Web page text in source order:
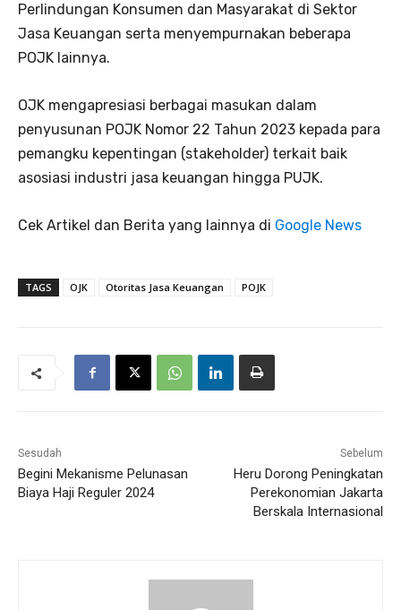
Perlindungan Konsumen dan Masyarakat di Sektor
Jasa Keuangan serta menyempurnakan beberapa
POJK lainnya.
OJK mengapresiasi berbagai masukan dalam
penyusunan POJK Nomor 22 Tahun 2023 kepada para
pemangku kepentingan (stakeholder) terkait baik
asosiasi industri jasa keuangan hingga PUJK.
Cek Artikel dan Berita yang lainnya di Google News
TAGS OJK Otoritas Jasa Keuangan POJK
Sesudah
Begini Mekanisme Pelunasan
Biaya Haji Reguler 2024
Sebelum
Heru Dorong Peningkatan
Perekonomian Jakarta
Berskala Internasional